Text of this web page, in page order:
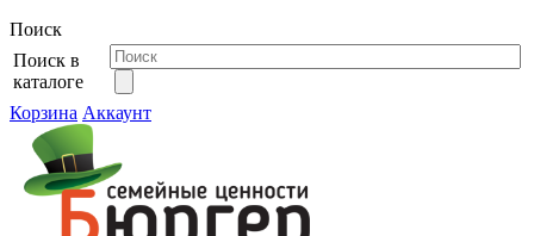
Поиск
Поиск в
каталоге
Корзина Аккаунт